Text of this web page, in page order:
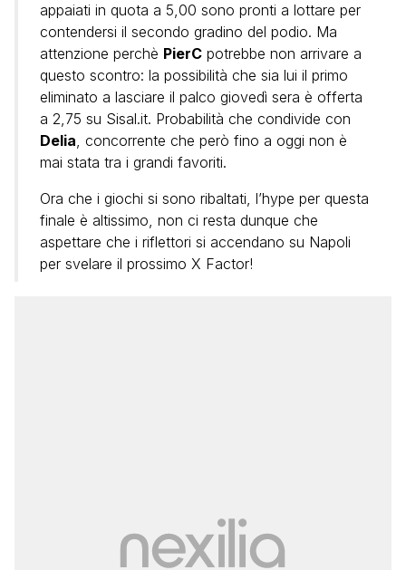
appaiati in quota a 5,00 sono pronti a lottare per
contendersi il secondo gradino del podio. Ma
attenzione perchè PierC potrebbe non arrivare a
questo scontro: la possibilità che sia lui il primo
eliminato a lasciare il palco giovedì sera è offerta
a 2,75 su Sisal.it. Probabilità che condivide con
Delia, concorrente che però fino a oggi non è
mai stata tra i grandi favoriti.
Ora che i giochi si sono ribaltati, l’hype per questa
finale è altissimo, non ci resta dunque che
aspettare che i riflettori si accendano su Napoli
per svelare il prossimo X Factor!